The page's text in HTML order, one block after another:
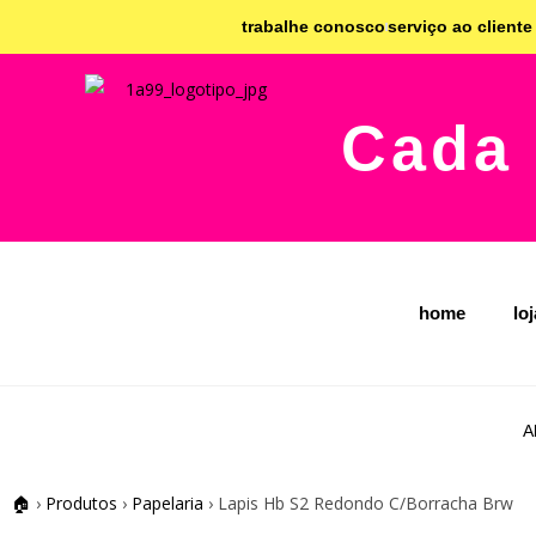
trabalhe conoscoserviço ao cliente
home
🏠 › Produtos › Papelaria › Lapis Hb S2 Redondo C/Borracha Brw